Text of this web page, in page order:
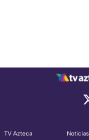
TV Azteca
Noticias